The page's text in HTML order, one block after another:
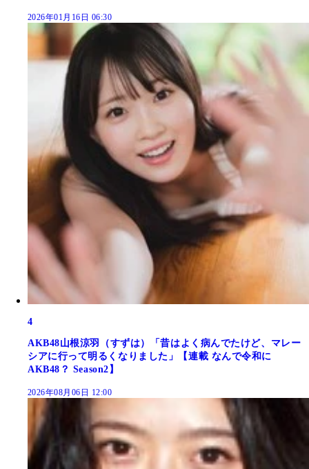
2026年01月16日 06:30
4
AKB48山根涼羽（すずは）「昔はよく病んでたけど、マレー
シアに行って明るくなりました」【連載 なんで令和に
AKB48？ Season2】
2026年08月06日 12:00